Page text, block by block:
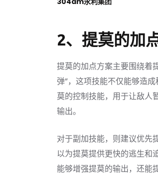
2、提莫的加
提莫的加点方案主要围绕着
弹”，这项技能不仅能够造
莫的控制技能，用于让敌人
输出。
对于副加技能，则建议优先
以为提莫提供更快的逃生和
能够增强提莫的输出，还能